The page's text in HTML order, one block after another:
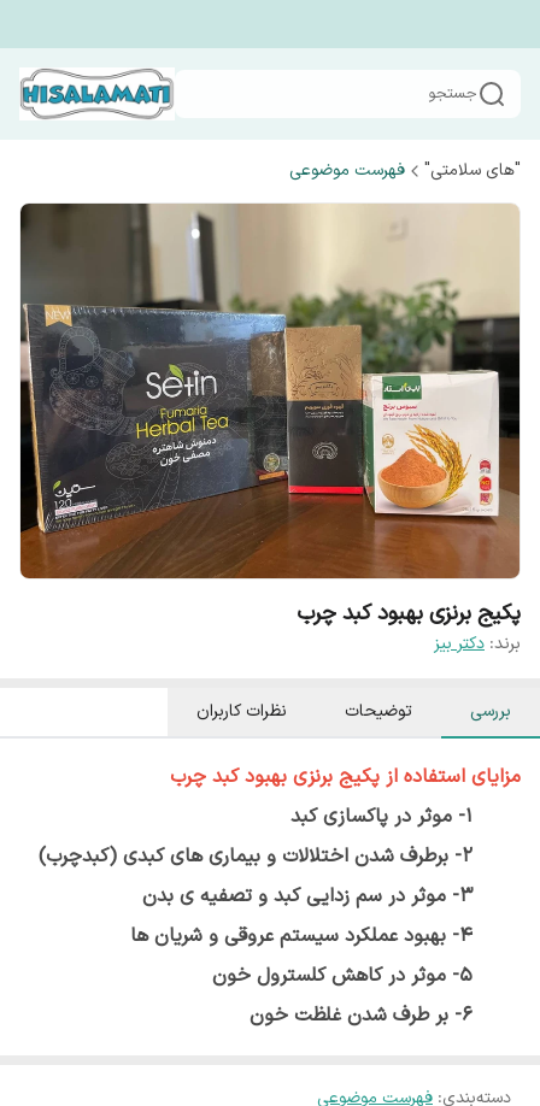
جستجو
"های سلامتی" فهرست موضوعی
پکیج برنزی بهبود کبد چرب
برند: دکتر بیز
بررسی توضیحات نظرات کاربران
مزایای استفاده از پکیج برنزی بهبود کبد چرب
1- موثر در پاکسازی کبد
2- برطرف شدن اختلالات و بیماری های کبدی (کبدچرب)
3- موثر در سم زدایی کبد و تصفیه ی بدن
4- بهبود عملکرد سیستم عروقی و شریان ها
5- موثر در کاهش کلسترول خون
6- بر طرف شدن غلظت خون
دسته‌بندی: فهرست موضوعی